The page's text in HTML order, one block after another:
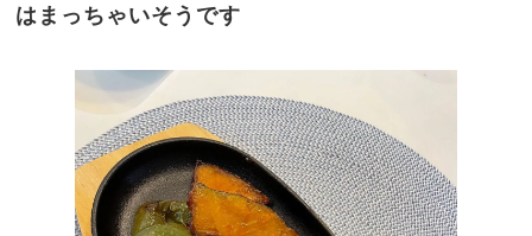
はまっちゃいそうです